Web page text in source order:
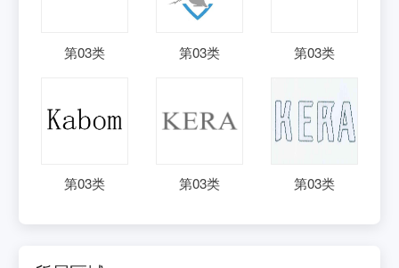
第03类 第03类 第03类
第03类 第03类 第03类